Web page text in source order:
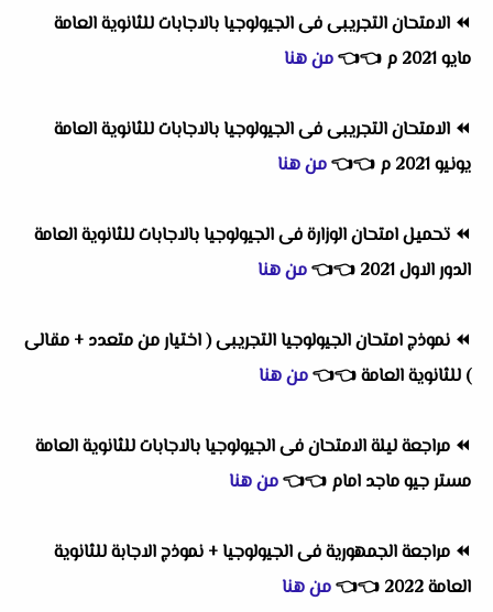
⏪ الامتحان التجريبى فى الجيولوجيا بالاجابات للثانوية العامة
مايو 2021 م
👈
👈من هنا
⏪ الامتحان التجريبى فى الجيولوجيا بالاجابات للثانوية العامة
يونيو 2021 م
👈
👈من هنا
⏪ تحميل امتحان الوزارة فى الجيولوجيا بالاجابات للثانوية العامة
الدور الاول 2021
👈
👈من هنا
⏪ نموذج امتحان الجيولوجيا التجريبى ( اختيار من متعدد + مقالى
) للثانوية العامة👈
👈من هنا
⏪ مراجعة ليلة الامتحان فى الجيولوجيا بالاجابات للثانوية العامة
مستر جيو ماجد امام 👈
👈من هنا
⏪ مراجعة الجمهورية فى الجيولوجيا + نموذج الاجابة للثانوية
العامة 2022
👈
👈من هنا